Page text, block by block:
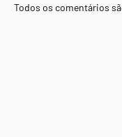
Todos os comentários